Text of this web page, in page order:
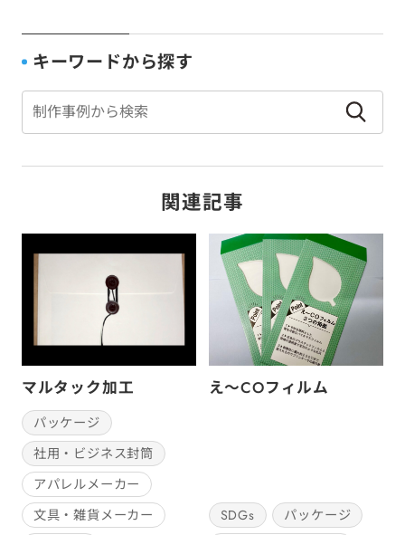
書籍販売
種苗会社
通信販売
食品メーカー
キーワードから探す
関連記事
マルタック加工
パッケージ
社用・ビジネス封筒
アパレルメーカー
文具・雑貨メーカー
え～COフィルム
SDGs
パッケージ